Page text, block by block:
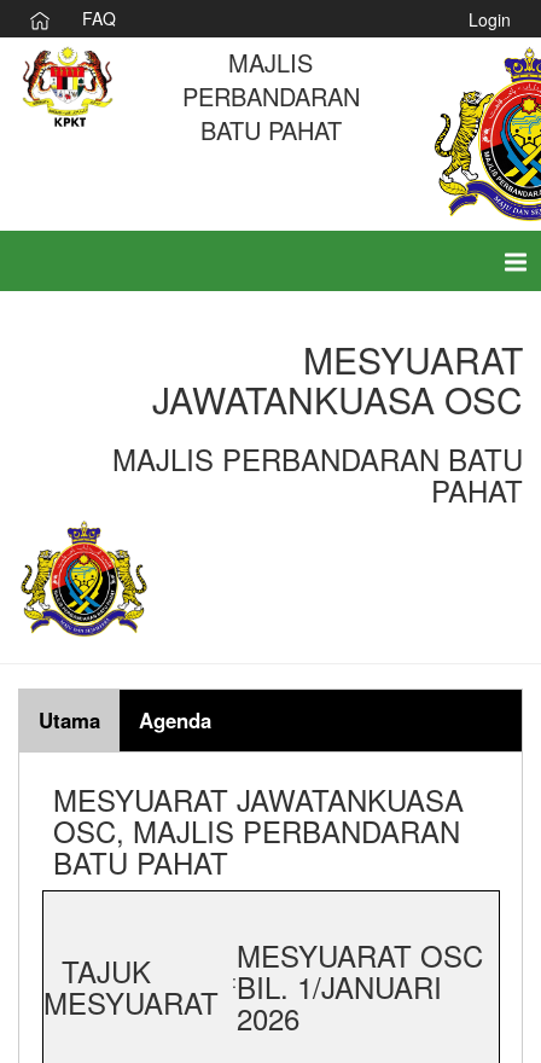
FAQ Login
MAJLIS
PERBANDARAN
BATU PAHAT
MESYUARAT
JAWATANKUASA OSC
MAJLIS PERBANDARAN BATU
PAHAT
Utama Agenda
MESYUARAT JAWATANKUASA
OSC, MAJLIS PERBANDARAN
BATU PAHAT
TAJUK
MESYUARAT :
MESYUARAT OSC
BIL. 1/JANUARI
2026